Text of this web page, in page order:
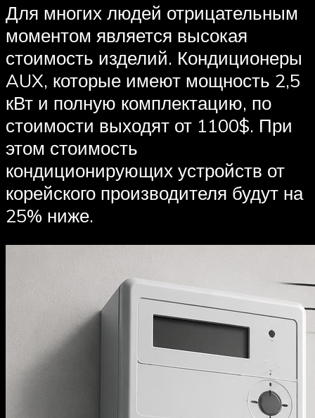
Для многих людей отрицательным
моментом является высокая
стоимость изделий. Кондиционеры
AUX, которые имеют мощность 2,5
кВт и полную комплектацию, по
стоимости выходят от 1100$. При
этом стоимость
кондиционирующих устройств от
корейского производителя будут на
25% ниже.